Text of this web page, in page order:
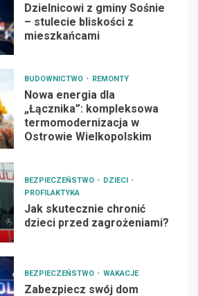
Dzielnicowi z gminy Sośnie
– stulecie bliskości z
mieszkańcami
BUDOWNICTWO REMONTY
Nowa energia dla
„Łącznika”: kompleksowa
termomodernizacja w
Ostrowie Wielkopolskim
BEZPIECZEŃSTWO
DZIECI
PROFILAKTYKA
Jak skutecznie chronić
dzieci przed zagrożeniami?
BEZPIECZEŃSTWO WAKACJE
Zabezpiecz swój dom